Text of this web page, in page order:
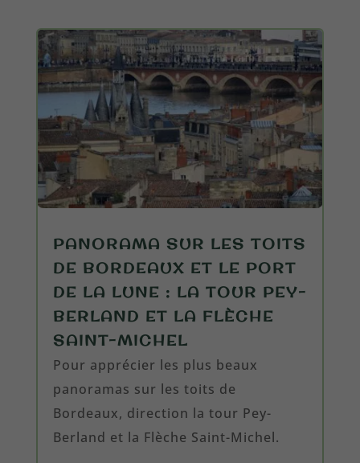
PANORAMA SUR LES TOITS
DE BORDEAUX ET LE PORT
DE LA LUNE : LA TOUR PEY-
BERLAND ET LA FLÈCHE
SAINT-MICHEL
Pour apprécier les plus beaux
panoramas sur les toits de
Bordeaux, direction la tour Pey-
Berland et la Flèche Saint-Michel.